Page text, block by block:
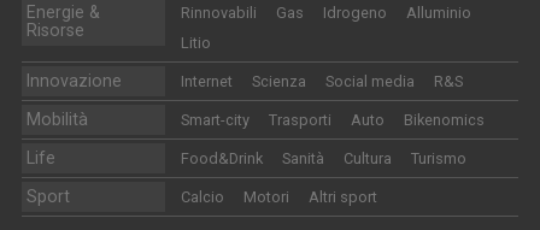
Energie &
Risorse
Rinnovabili Gas Idrogeno
Alluminio
Litio
Innovazione Internet Scienza Social media R&S
Mobilità Smart-city Trasporti Auto Bikenomics
Life Food&Drink Sanità Cultura Turismo
Sport Calcio Motori Altri sport